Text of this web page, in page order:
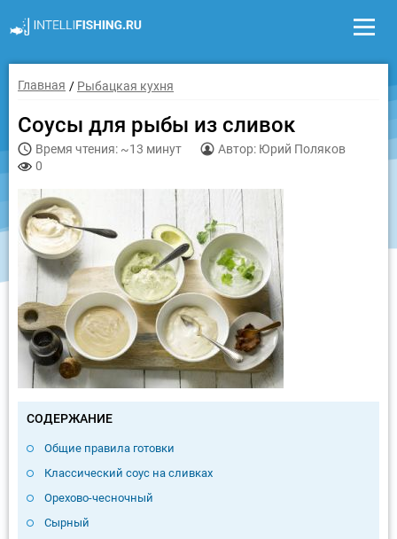
Главная Рыбацкая кухня
Соусы для рыбы из сливок
Время чтения: ~13 минут
Автор: Юрий Поляков
0
СОДЕРЖАНИЕ
Общие правила готовки
Классический соус на сливках
Орехово-чесночный
Сырный